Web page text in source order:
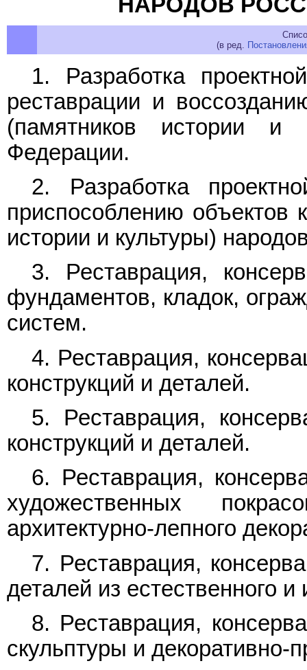
НАРОДОВ
(в ред.
1. Разработка
реставрации и
(памятников истории и
Федерации.
2. Разработка
приспособлению объектов
истории и культуры)
3. Реставрация,
фундаментов, кладок,
систем.
4. Реставрация,
конструкций и деталей.
5. Реставрация,
конструкций и деталей.
6. Реставрация,
художественных
архитектурно-лепного
7. Реставрация,
деталей из естественного и
8. Реставрация,
скульптуры и декоративно-